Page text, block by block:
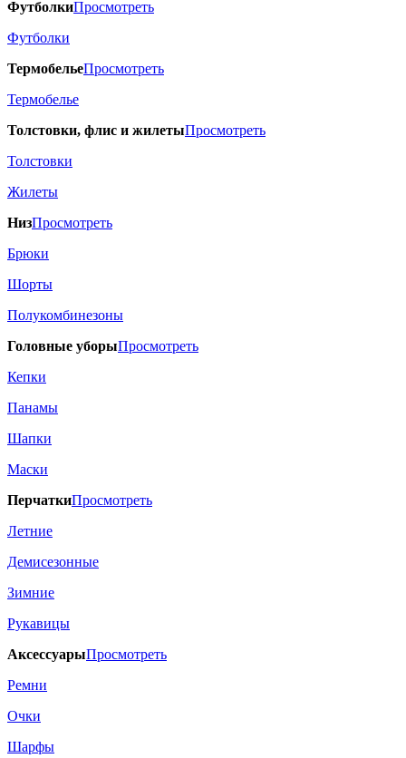
ФутболкиПросмотреть
Футболки
ТермобельеПросмотреть
Термобелье
Толстовки, флис и жилетыПросмотреть
Толстовки
Жилеты
НизПросмотреть
Брюки
Шорты
Полукомбинезоны
Головные уборыПросмотреть
Кепки
Панамы
Шапки
Маски
ПерчаткиПросмотреть
Летние
Демисезонные
Зимние
Рукавицы
АксессуарыПросмотреть
Ремни
Очки
Шарфы